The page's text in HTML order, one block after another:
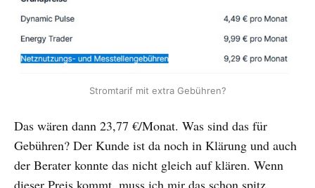
Stromtarif mit extra Gebühren?
Das wären dann 23,77 €/Monat. Was sind das für
Gebühren? Der Kunde ist da noch in Klärung und auch
der Berater konnte das nicht gleich auf klären. Wenn
dieser Preis kommt, muss ich mir das schon spitz